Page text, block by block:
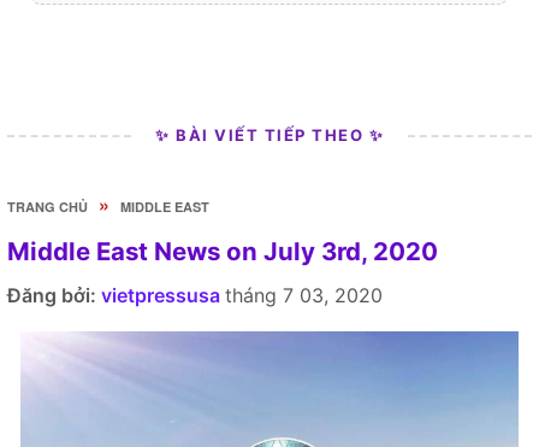
✨ BÀI VIẾT TIẾP THEO ✨
TRANG CHỦ » MIDDLE EAST
Middle East News on July 3rd, 2020
Đăng bởi: vietpressusa tháng 7 03, 2020